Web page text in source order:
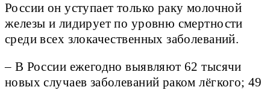
России он уступает только раку молочной
железы и лидирует по уровню смертности
среди всех злокачественных заболеваний.
– В России ежегодно выявляют 62 тысячи
новых случаев заболеваний раком лёгкого; 49